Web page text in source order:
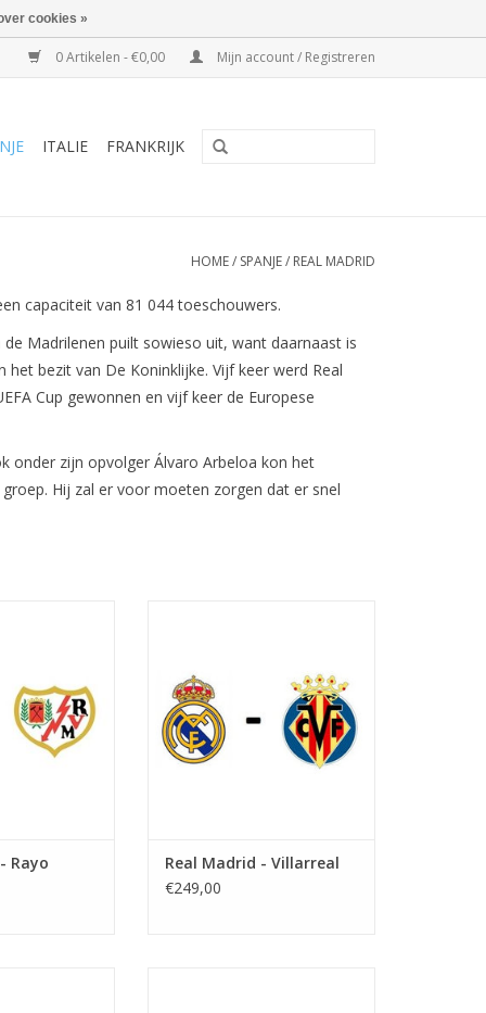
0 Artikelen - €0,00 Mijn account / Registreren
ITALIE FRANKRIJK
HOME/ SPANJE/ REAL MADRID
capaciteit van 81 044 toeschouwers.
Madrilenen puilt sowieso uit, want daarnaast is
bezit van De Koninklijke. Vijf keer werd Real
Cup gewonnen en vijf keer de Europese
onder zijn opvolger Álvaro Arbeloa kon het
Hij zal er voor moeten zorgen dat er snel
WINKELWAGEN
Rayo
Plaats: Madrid
TOEVOEGEN AAN WINKELWAGEN
Real Madrid - Villarreal
€249,00
cookies »